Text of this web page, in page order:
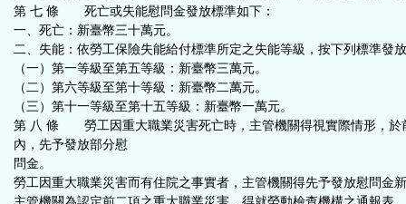
第 七 條 死亡或失能慰問金發放標準如下：
一、死亡：新臺幣三十萬元。
二、失能：依勞工保險失能給付標準所定之失能等級，按下列標準發
（一）第一等級至第五等級：新臺幣三萬元。
（二）第六等級至第十等級：新臺幣二萬元。
（三）第十一等級至第十五等級：新臺幣一萬元。
第 八 條 勞工因重大職業災害死亡時，主管機關得視實際情形，於
內，先予發放部分慰
問金。
勞工因重大職業災害而有住院之事實者，主管機關得先予發放慰問金